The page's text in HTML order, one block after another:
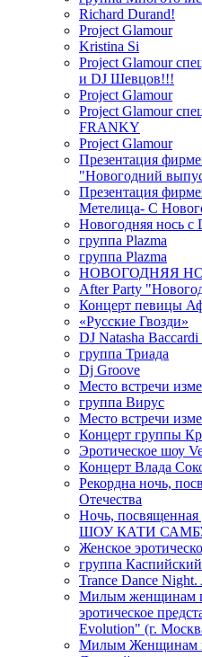
Richard Durand!
Project Glamour
Kristina Si
Project Glamour
и DJ Шевцов!!!
Project Glamour
Project Glamour
FRANKY
Project Glamour
Презентация
"Новогодний
Презентация
Метелица- С
Новогодняя нось с
группа Plazma
группа Plazma
НОВОГОДНЯЯ
After Party
Концерт певицы
«Русские Гвозди»
DJ Natasha
группа Триада
Dj Groove
Место встречи
группа Вирус
Место встречи
Концерт группы
Эротическое шоу
Концерт Влада
Рекордна ночь,
Отечества
Ночь,
ШОУ КАТИ
Женское
группа Каспийский
Trance Dance
Милым женщинам
эротическое
Evolution" (г.
Милым Женщинам